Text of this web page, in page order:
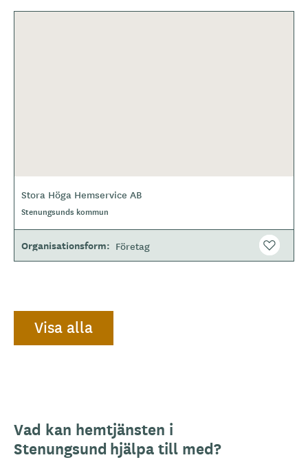
Stora Höga Hemservice AB
O
r
å
d
e
Stenungsunds kommun
Organisationsform Företag
Visa alla
Vad kan hemtjänsten i
Stenungsund hjälpa till med?